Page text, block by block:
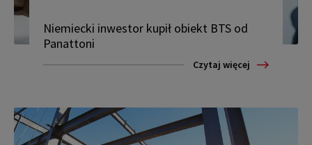
Niemiecki inwestor kupił obiekt BTS od
Panattoni
Czytaj więcej